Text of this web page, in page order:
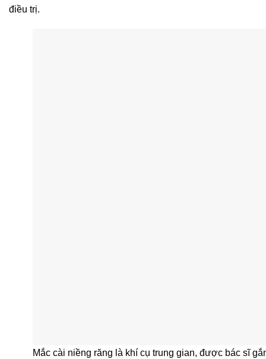
điều trị.
Mắc cài niềng răng là khí cụ trung gian, được bác sĩ